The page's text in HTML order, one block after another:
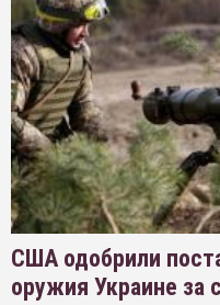
США одобрили
оружия Украине за